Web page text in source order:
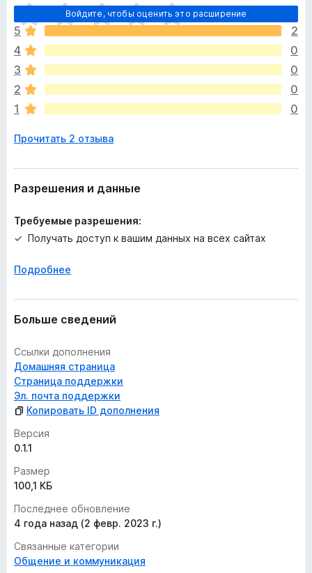
Войдите, чтобы оценить это расширение
О
ц
е
н
о
к
п
о
а
е
т
5
2
4
0
3
0
2
0
1
0
Прочитать 2 отзыва
Разрешения и данные
Требуемые разрешения:
Получать доступ к вашим данных на всех сайтах
Подробнее
Больше сведений
Ссылки дополнения
Домашняя страница
Страница поддержки
Эл. почта поддержки
Копировать ID дополнения
Версия
0.1.1
Размер
100,1 КБ
Последнее обновление
4 года назад (2 февр. 2023 г.)
Связанные категории
Общение и коммуникация